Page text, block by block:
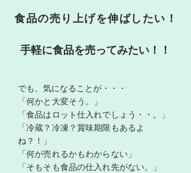
​食品の売り上げを伸ばしたい！
​手軽に食品を売ってみたい！！
でも、気になることが・・・
「何かと大変そう。」
「食品はロット仕入れでしょう・・。」
「冷蔵？冷凍？賞味期限もあるよ
ね？！」
「何が売れるかもわからない」
「そもそも食品の仕入れ先がない。」